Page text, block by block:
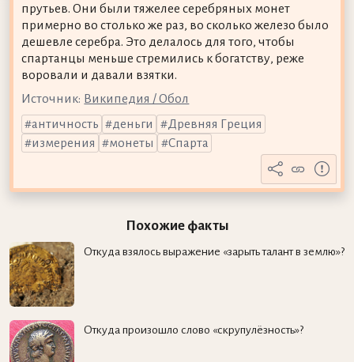
прутьев. Они были тяжелее серебряных монет
примерно во столько же раз, во сколько железо было
дешевле серебра. Это делалось для того, чтобы
спартанцы меньше стремились к богатству, реже
воровали и давали взятки.
Источник: Википедия / Обол
античность
деньги
Древняя Греция
измерения
монеты Спарта
Похожие факты
Откуда взялось выражение «зарыть талант в землю»?
Откуда произошло слово «скрупулёзность»?